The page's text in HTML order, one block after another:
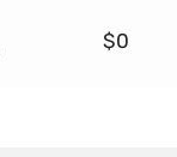
$0